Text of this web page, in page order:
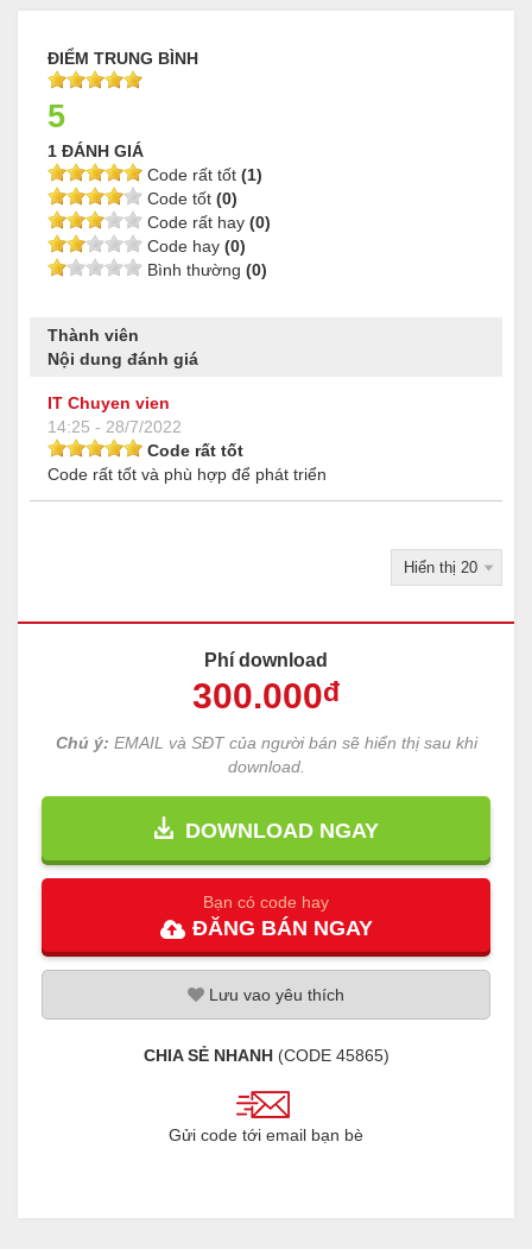
ĐIỂM TRUNG BÌNH
5
1 ĐÁNH GIÁ
Code rất tốt (1)
Code tốt (0)
Code rất hay (0)
Code hay (0)
Bình thường (0)
Thành viên
Nội dung đánh giá
IT Chuyen vien
14:25 - 28/7/2022
Code rất tốt
Code rất tốt và phù hợp để phát triển
Phí download
300.000đ
Chú ý: EMAIL và SĐT của người bán sẽ hiển thị sau khi
download.
DOWNLOAD NGAY
Bạn có code hay
ĐĂNG BÁN NGAY
Lưu vao yêu thích
CHIA SẺ NHANH(CODE 45865)
Gửi code tới email bạn bè